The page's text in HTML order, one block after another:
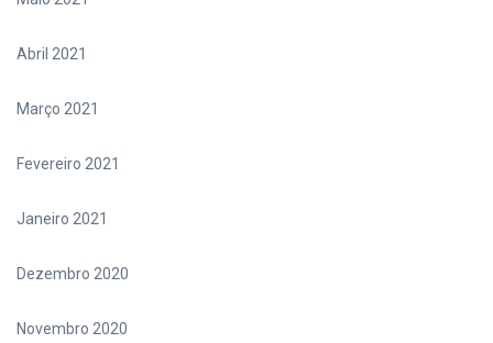
Abril 2021
Março 2021
Fevereiro 2021
Janeiro 2021
Dezembro 2020
Novembro 2020